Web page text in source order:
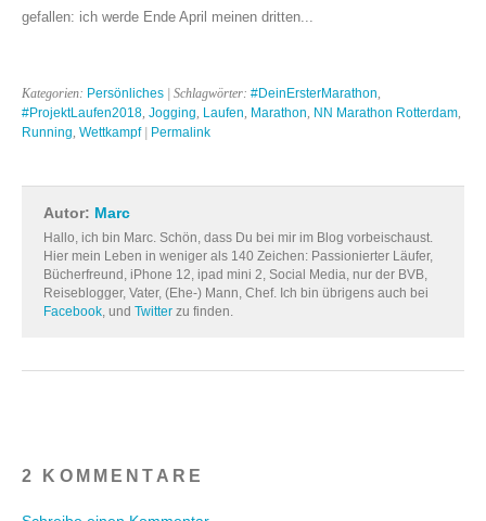
gefallen: ich werde Ende April meinen dritten...
Kategorien: Persönliches | Schlagwörter: #DeinErsterMarathon,
#ProjektLaufen2018, Jogging, Laufen, Marathon, NN Marathon Rotterdam,
Running, Wettkampf| Permalink
Autor: Marc
Hallo, ich bin Marc. Schön, dass Du bei mir im Blog vorbeischaust.
Hier mein Leben in weniger als 140 Zeichen: Passionierter Läufer,
Bücherfreund, iPhone 12, ipad mini 2, Social Media, nur der BVB,
Reiseblogger, Vater, (Ehe-) Mann, Chef. Ich bin übrigens auch bei
Facebook, und Twitter zu finden.
2 KOMMENTARE